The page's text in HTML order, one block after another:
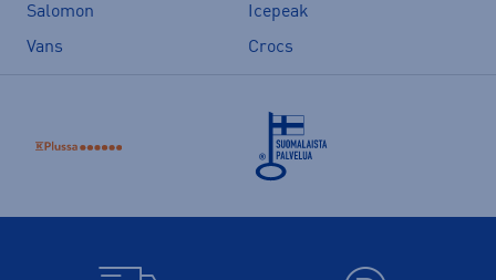
Salomon
Icepeak
Vans
Crocs